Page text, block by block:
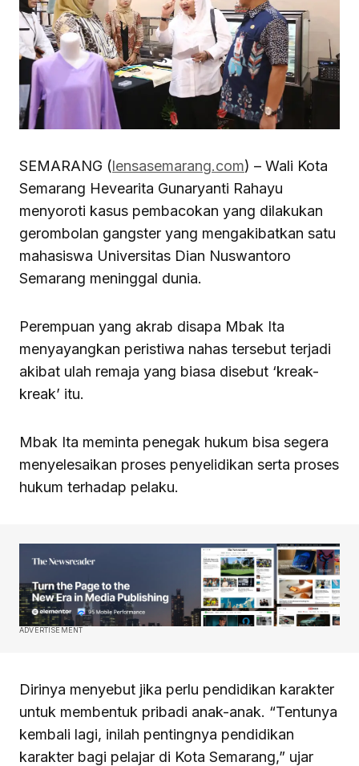
SEMARANG (lensasemarang.com) – Wali Kota
Semarang Hevearita Gunaryanti Rahayu
menyoroti kasus pembacokan yang dilakukan
gerombolan gangster yang mengakibatkan satu
mahasiswa Universitas Dian Nuswantoro
Semarang meninggal dunia.
Perempuan yang akrab disapa Mbak Ita
menyayangkan peristiwa nahas tersebut terjadi
akibat ulah remaja yang biasa disebut ‘kreak-
kreak’ itu.
Mbak Ita meminta penegak hukum bisa segera
menyelesaikan proses penyelidikan serta proses
hukum terhadap pelaku.
ADVERTISEMENT
Dirinya menyebut jika perlu pendidikan karakter
untuk membentuk pribadi anak-anak. “Tentunya
kembali lagi, inilah pentingnya pendidikan
karakter bagi pelajar di Kota Semarang,” ujar